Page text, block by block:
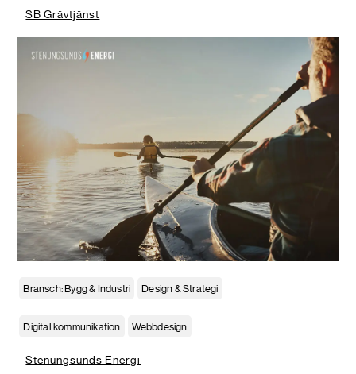
SB Grävtjänst
Bransch: Bygg & Industri Design & Strategi
Digital kommunikation Webbdesign
Stenungsunds Energi